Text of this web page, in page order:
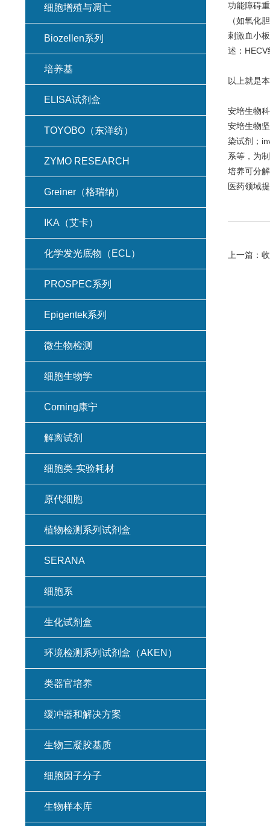
功能障碍
（如氧化
刺激血小
述：
以上就是
安培生物
安培生物
染试剂；
系等，为
培养可分
医药领域
上一篇：
细胞增殖与凋亡
Biozellen系列
培养基
ELISA试剂盒
TOYOBO（东洋纺）
ZYMO RESEARCH
Greiner（格瑞纳）
IKA（艾卡）
化学发光底物（ECL）
PROSPEC系列
Epigentek系列
微生物检测
细胞生物学
Corning康宁
解离试剂
细胞类-实验耗材
原代细胞
植物检测系列试剂盒
SERANA
细胞系
生化试剂盒
环境检测系列试剂盒（AKEN）
类器官培养
缓冲器和解决方案
生物三凝胶基质
细胞因子分子
生物样本库